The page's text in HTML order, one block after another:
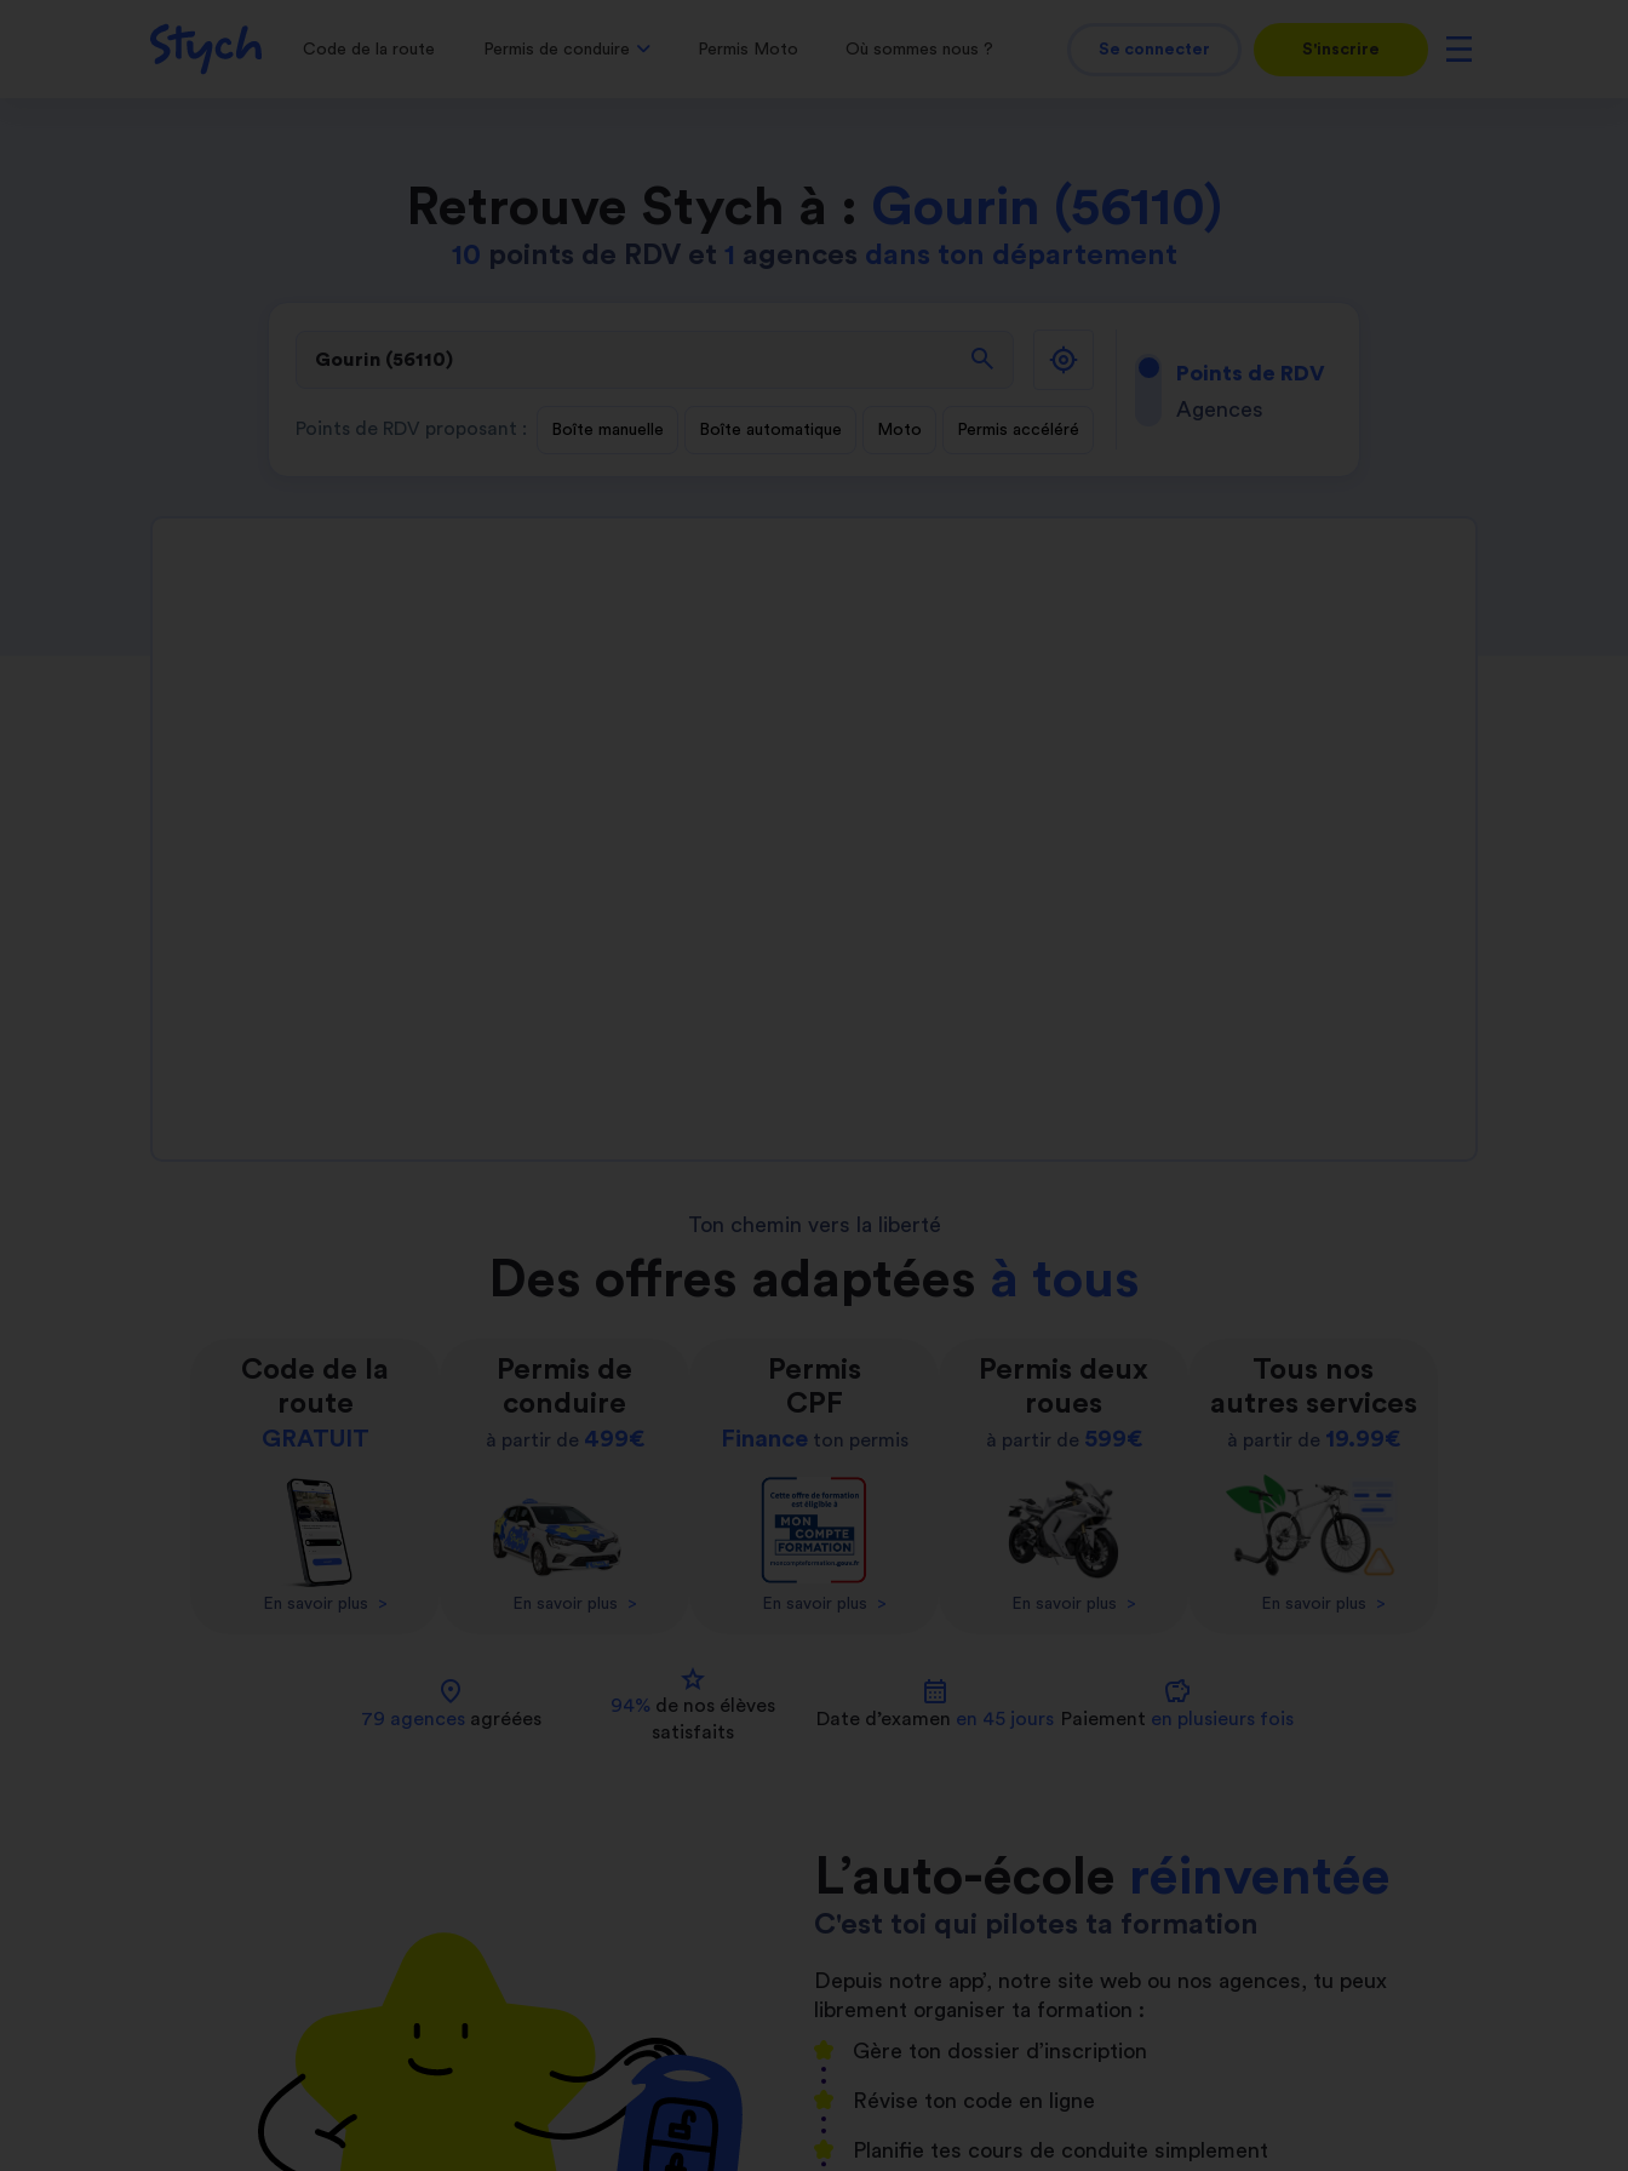
Code de la route Permis de conduire Permis Moto Où sommes nous ? Se connecter S'inscrire
Retrouve Stych à : Gourin (56110)
10 points de RDV et 1 agences dans ton département
search
Points de RDV proposant : Boîte manuelle Boîte automatique Moto Permis accéléré
Points de RDV
Agences
Ton chemin vers la liberté
Des offres adaptées à tous
Code de la
route
GRATUIT
En savoir plus >
Permis de
conduire
à partir de 499€
En savoir plus >
Permis
CPF
Financeton permis
En savoir plus >
Permis deux
roues
à partir de 599€
En savoir plus >
Tous nos
autres services
à partir de 19.99€
En savoir plus >
location_on
79 agences agréées
star
94% de nos élèves
satisfaits
calendar_month
Date d’examen en 45 jours
savings
Paiement en plusieurs fois
L’auto-école réinventée
C'est toi qui pilotes ta formation
Depuis notre app’, notre site web ou nos agences, tu peux
librement organiser ta formation :
Gère ton dossier d’inscription
Révise ton code en ligne
Planifie tes cours de conduite simplement